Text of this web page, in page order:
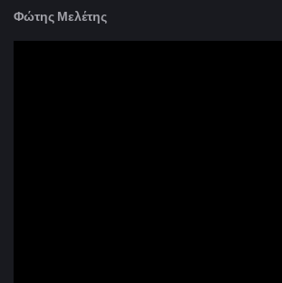
Φώτης Μελέτης